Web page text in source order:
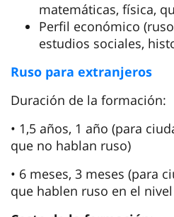
Comité de
kf.spbgau@mail.ru
kf.spbgau.ru
Región de Kaliningrado.,
Sovetskaya, 10
Departamento
para